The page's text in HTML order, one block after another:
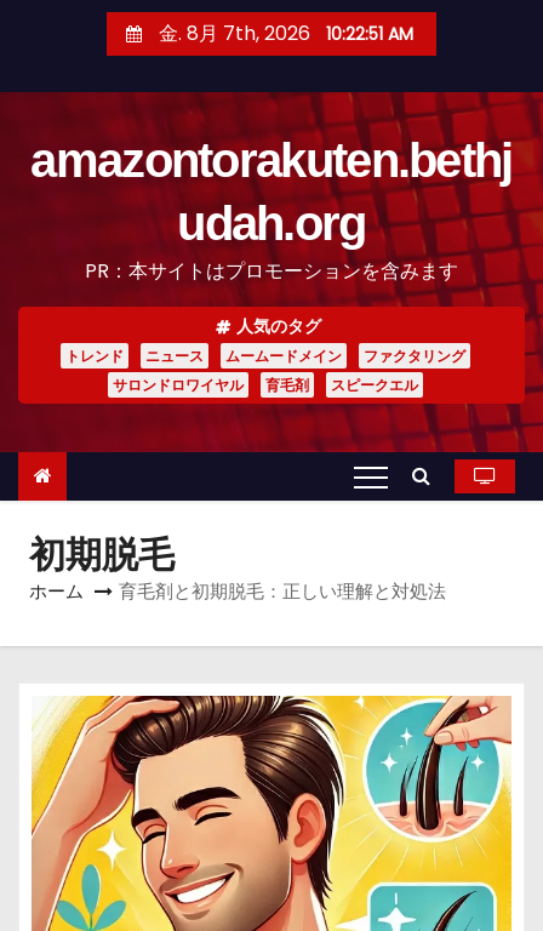
金. 8月 7th, 2026 10:22:52 AM
amazontorakuten.bethj
udah.org
PR：本サイトはプロモーションを含みます
人気のタグ
トレンド ニュース ムームードメイン
ファクタリング
サロンドロワイヤル
育毛剤 スピークエル
初期脱毛
ホーム 育毛剤と初期脱毛：正しい理解と対処法